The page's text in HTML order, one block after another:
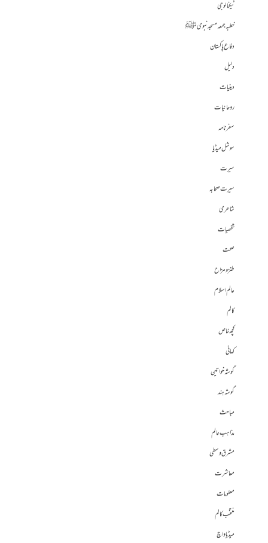
ٹیکنالوجی
خطبہ جمعہ مسجد نبوی ﷺ
دفاع پاکستان
دلیل
دینیات
روحانیات
سفرنامہ
سوشل میڈیا
سیرت
سیرت صحابہ
شاعری
شخصیات
صحت
طنز و مزاح
عالم اسلام
کالم
کچھ خاص
کہانی
گوشہ خواتین
گوشہ ہند
مباحث
مذاہب عالم
مشرق وسطی
معاشرت
معلومات
منتخب کالم
میڈیا واچ